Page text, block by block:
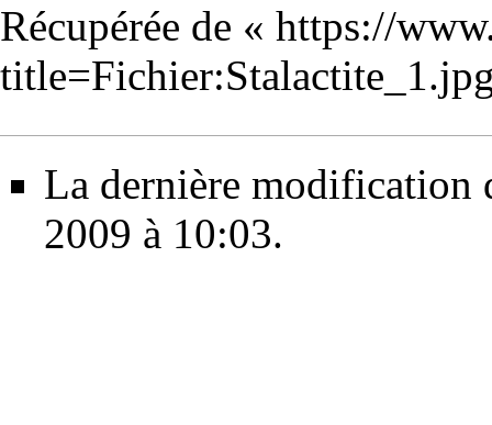
Récupérée de « https://
La dernière modification
2009 à 10:03.